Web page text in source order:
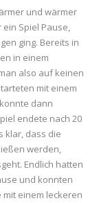
und wärmer
Spiel Pause,
ging. Bereits in
in einem
also auf keinen
mit einem
dann
endete nach 20
klar, dass die
werden,
Endlich hatten
und konnten
einem leckeren